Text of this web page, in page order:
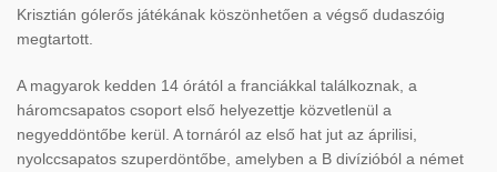
Krisztián gólerős játékának köszönhetően a végső dudaszóig
megtartott.
A magyarok kedden 14 órától a franciákkal találkoznak, a
háromcsapatos csoport első helyezettje közvetlenül a
negyeddöntőbe kerül. A tornáról az első hat jut az áprilisi,
nyolccsapatos szuperdöntőbe, amelyben a B divízióból a német